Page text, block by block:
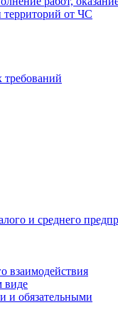
от ЧС
и среднего
взаимодействия
виде
и обязательными